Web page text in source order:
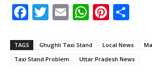
F
c
e
T
itt
er
E
ai
W
a
ts
Pi
er
e
ar
e
TAGS Ghughli Taxi Stand Local News
Taxi Stand Problem
Uttar Pradesh News